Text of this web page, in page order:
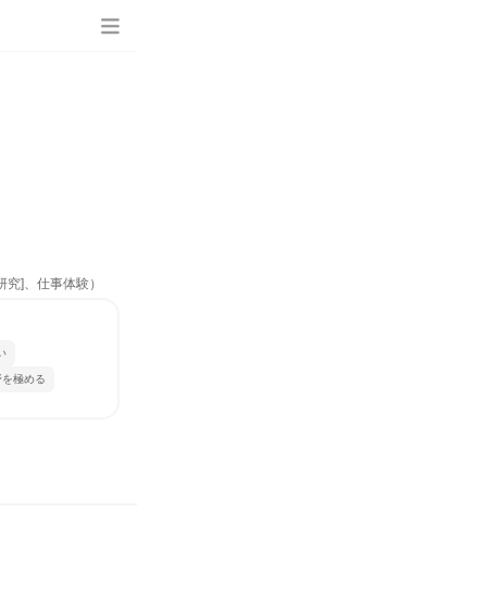
]、仕事体験）
極める